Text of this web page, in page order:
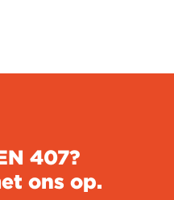
407?
ons op.